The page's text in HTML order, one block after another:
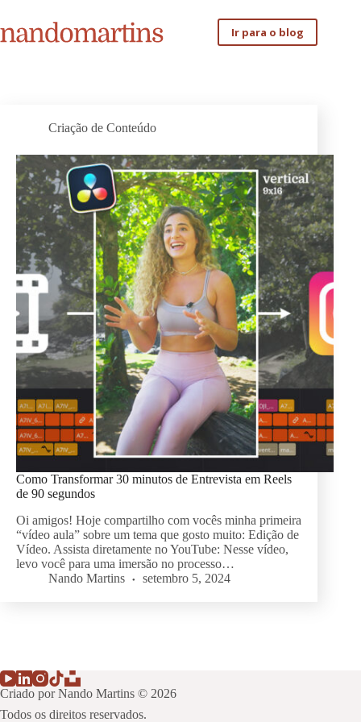
o
Ir para o blog
Criação de Conteúdo
Como Transformar 30 minutos de Entrevista em Reels
de 90 segundos
Oi amigos! Hoje compartilho com vocês minha primeira
“vídeo aula” sobre um tema que gosto muito: Edição de
Vídeo. Assista diretamente no YouTube: Nesse vídeo,
levo você para uma imersão no processo…
Nando Martins
setembro 5, 2024
Criado por Nando Martins © 2026
Todos os direitos reservados.